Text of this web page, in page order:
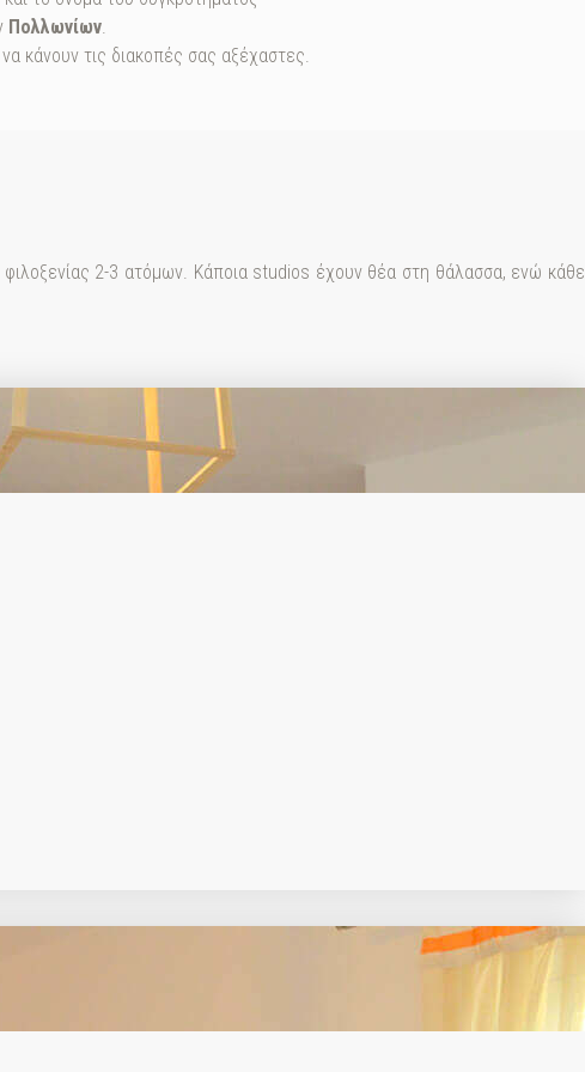
Πολλωνίων.
κάνουν τις διακοπές σας αξέχαστες.
2-3 ατόμων. Κάποια studios έχουν θέα στη θάλασσα, ενώ κάθε